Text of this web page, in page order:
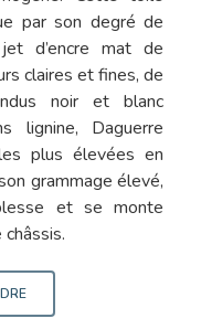
par son degré de
d’encre mat de
claires et fines, de
noir et blanc
lignine, Daguerre
plus élevées en
grammage élevé,
et se monte